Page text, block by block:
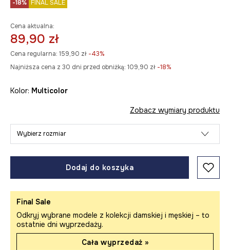
-18% FINAL SALE
Cena aktualna:
89,90 zł
Cena regularna: 159,90 zł -43%
Najniższa cena z 30 dni przed obniżką: 109,90 zł -18%
Kolor: multicolor
Zobacz wymiary produktu
Wybierz rozmiar
Dodaj do koszyka
Final Sale
Odkryj wybrane modele z kolekcji damskiej i męskiej – to
ostatnie dni wyprzedaży.
Cała wyprzedaż »